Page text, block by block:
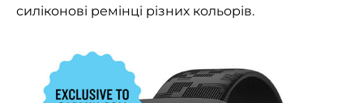
силіконові ремінці різних кольорів.